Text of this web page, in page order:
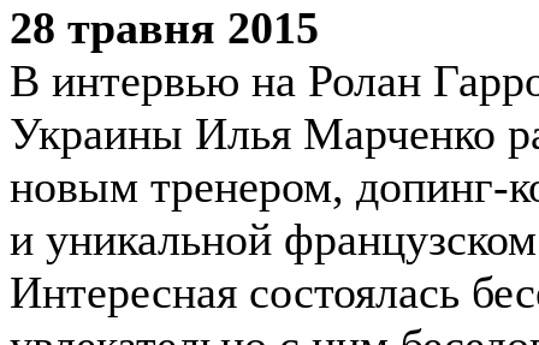
28 травня 2015
В интервью на Ролан
Украины Илья Марченко
новым тренером, допинг-
и уникальной
Интересная состоялась